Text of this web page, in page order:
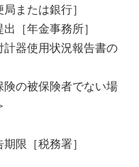
または銀行］
［年金事務所］
器使用状況報告書の
の被保険者でない場
限［税務署］